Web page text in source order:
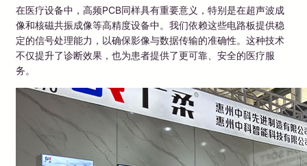
在医疗设备中，高频PCB同样具有重要意义，特别是在超声波成
像和核磁共振成像等高精度设备中。我们依赖这些电路板提供稳
定的信号处理能力，以确保影像与数据传输的准确性。这种技术
不仅提升了诊断效果，也为患者提供了更可靠、安全的医疗服
务。